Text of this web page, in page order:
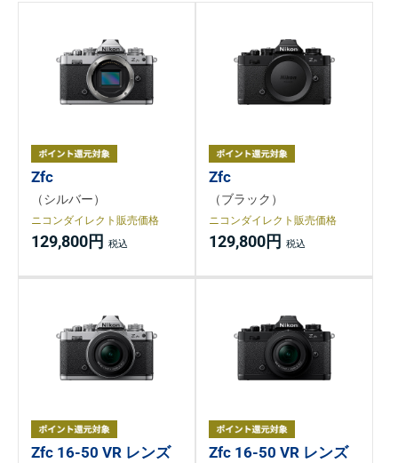
Zfc
（シルバー）
ニコンダイレクト販売価格
129,800円
Zfc
（ブラック）
ニコンダイレクト販売価格
129,800円
Zfc 16-50 VR レンズ
Zfc 16-50 VR レンズ